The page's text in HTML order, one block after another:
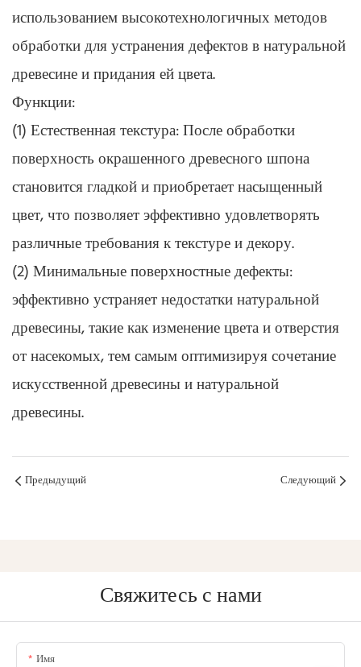
использованием высокотехнологичных методов
обработки для устранения дефектов в натуральной
древесине и придания ей цвета.
Функции:
(1) Естественная текстура: После обработки
поверхность окрашенного древесного шпона
становится гладкой и приобретает насыщенный
цвет, что позволяет эффективно удовлетворять
различные требования к текстуре и декору.
(2) Минимальные поверхностные дефекты:
эффективно устраняет недостатки натуральной
древесины, такие как изменение цвета и отверстия
от насекомых, тем самым оптимизируя сочетание
искусственной древесины и натуральной
древесины.
Предыдущий Следующий
Свяжитесь с нами
Имя